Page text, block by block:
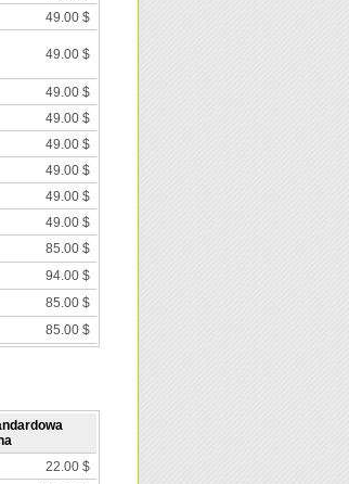
49.00 $
49.00 $
49.00 $
49.00 $
49.00 $
49.00 $
49.00 $
49.00 $
85.00 $
94.00 $
85.00 $
85.00 $
22.00 $